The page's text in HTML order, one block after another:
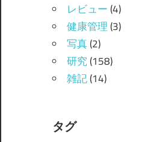
レビュー(4)
健康管理(3)
写真(2)
研究(158)
雑記(14)
タグ